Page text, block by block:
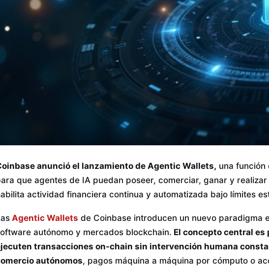
anunció el lanzamiento de Agentic Wallets, una función
que agentes de IA puedan poseer, comerciar, ganar y
actividad financiera continua y automatizada bajo límites
Agentic Wallets de Coinbase introducen un nuevo paradigma
autónomo y mercados blockchain. El concepto central
transacciones on-chain sin intervención humana
autónomos, pagos máquina a máquina por cómputo o